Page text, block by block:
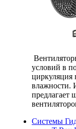
условий в
циркуляция
влажности.
Системы